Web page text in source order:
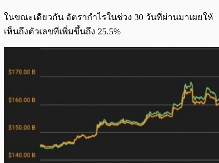
ในขณะเดียวกัน อัตรากำไรในช่วง 30 วันที่ผ่านมาเผยให้
เห็นถึงตัวเลขที่เพิ่มขึ้นถึง 25.5%